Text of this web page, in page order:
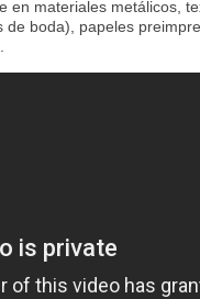
en materiales metálicos,
boda), papeles